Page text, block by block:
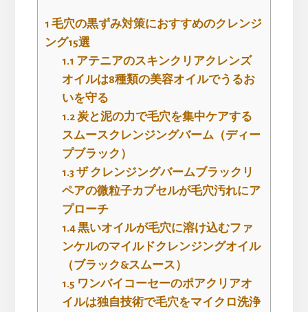
1 毛穴の黒ずみ対策におすすめのクレンジ
ング15選
1.1 アテニアのスキンクリアクレンズ
オイルは8種類の美容オイルでうるお
いを守る
1.2炭と泥の力で毛穴を集中ケアする
スムースクレンジングバーム（ディー
プブラック）
1.3 ザ クレンジングバームブラックリ
ペアの微粒子カプセルが毛穴汚れにア
プローチ
1.4黒いオイルが毛穴に溶け込むファ
ンケルのマイルドクレンジングオイル
（ブラック&スムース）
1.5 ワンバイコーセーのポアクリアオ
イルは独自技術で毛穴をマイクロ洗浄